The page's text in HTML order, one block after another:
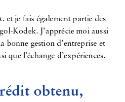
et je fais également partie des
Kodek. J’apprécie moi aussi
bonne gestion d’entreprise et
que l’échange d’expériences.
obtenu,